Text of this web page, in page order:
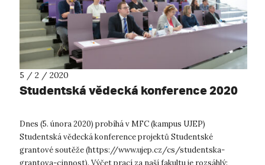
5 / 2 / 2020
Studentská vědecká konference 2020
Dnes (5. února 2020) probíhá v MFC (kampus UJEP)
Studentská vědecká konference projektů Studentské
grantové soutěže (https://www.ujep.cz/cs/studentska-
grantova-cinnost). Výčet prací za naší fakultu je rozsáhlý: